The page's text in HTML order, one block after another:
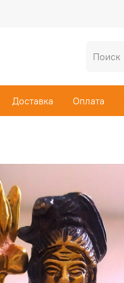
Доставка Оплата